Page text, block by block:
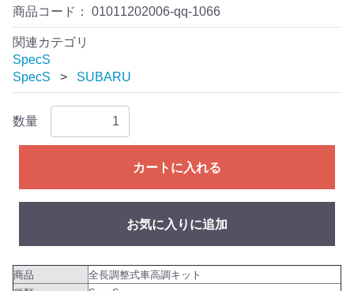
商品コード： 01011202006-qq-1066
関連カテゴリ
SpecS
SpecS
SUBARU
数量
カートに入れる
お気に入りに追加
商品
全長調整式車高調キット